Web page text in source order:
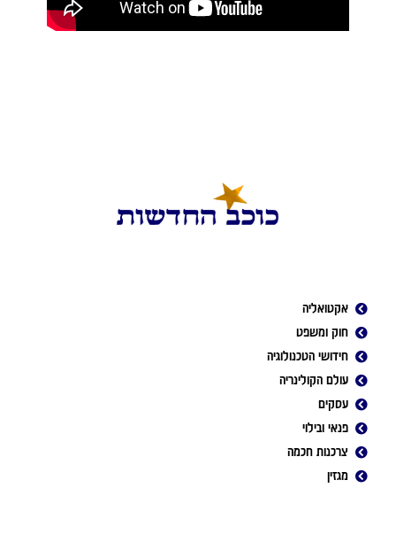
אקטואליה
חוק ומשפט
חידושי הטכנולוגיה
עולם הקולינריה
עסקים
פנאי ובילוי
צרכנות חכמה
מגזין